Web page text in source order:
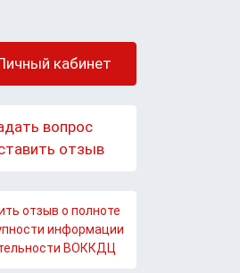
кабинет
вопрос
отзыв
отзыв о полноте
информации
ВОККДЦ